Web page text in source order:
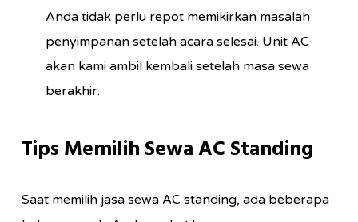
Anda tidak perlu repot memikirkan masalah
penyimpanan setelah acara selesai. Unit AC
akan kami ambil kembali setelah masa sewa
berakhir.
Tips Memilih Sewa AC Standing
Saat memilih jasa sewa AC standing, ada beberapa